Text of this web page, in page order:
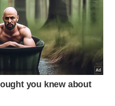
batatas amolecem
montagem rápida e
conforto, sabor e
hoje.